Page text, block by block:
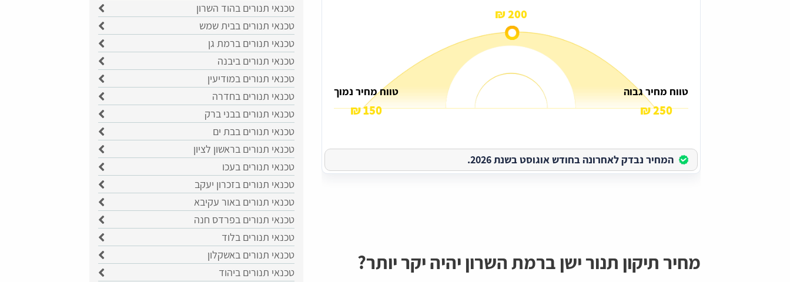
200 ₪
טווח מחיר גבוה
250 ₪
טווח מחיר נמוך
150 ₪
המחיר נבדק לאחרונה בחודש אוגוסט בשנת 2026.
מחיר תיקון תנור ישן ברמת השרון יהיה יקר יותר?
טכנאי תנורים בהוד השרון
טכנאי תנורים בבית שמש
טכנאי תנורים ברמת גן
טכנאי תנורים ביבנה
טכנאי תנורים במודיעין
טכנאי תנורים בחדרה
טכנאי תנורים בבני ברק
טכנאי תנורים בבת ים
טכנאי תנורים בראשון לציון
טכנאי תנורים בעכו
טכנאי תנורים בזכרון יעקב
טכנאי תנורים באור עקיבא
טכנאי תנורים בפרדס חנה
טכנאי תנורים בלוד
טכנאי תנורים באשקלון
טכנאי תנורים ביהוד